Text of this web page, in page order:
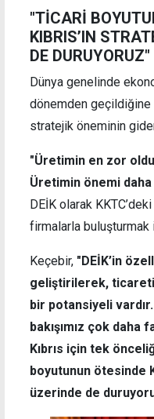
"TİCARİ
KIBRIS’IN
DE DURUYORUZ"
Dünya genelinde
dönemden
stratejik öneminin
"Üretimin en zor
Üretimin önemi daha
DEİK olarak
firmalarla
Keçebir, "DEİK’in
geliştirilerek,
bir potansiyeli
bakışımız çok
Kıbrıs için tek
boyutunun ötesinde
üzerinde de